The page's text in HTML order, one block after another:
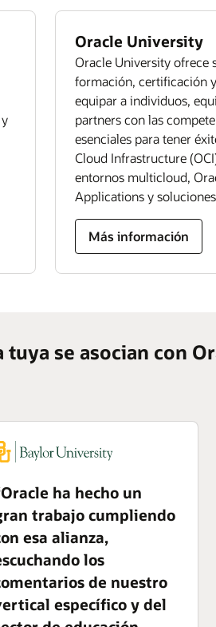
Oracle University
Oracle University ofrece
formación, certificación
equipar a individuos,
partners con las
esenciales para tener
Cloud Infrastructure
entornos multicloud,
Applications y
Más información
se asocian con
ha hecho un
trabajo cumpliendo
esa alianza,
los
de nuestro
específico y del